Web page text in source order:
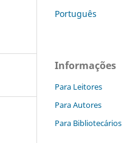
Português
Informações
Para Leitores
Para Autores
Para Bibliotecários